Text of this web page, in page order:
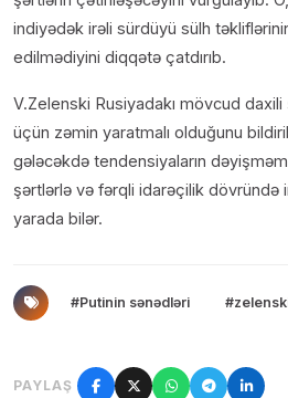
indiyədək irəli sürdüyü sülh
edilmədiyini diqqətə çatdırıb.
V.Zelenski Rusiyadakı mövcud daxili
üçün zəmin yaratmalı olduğunu
gələcəkdə tendensiyaların
şərtlərlə və fərqli idarəçilik dövründə
yarada bilər.
#Putinin sənədləri
PAYLAŞ